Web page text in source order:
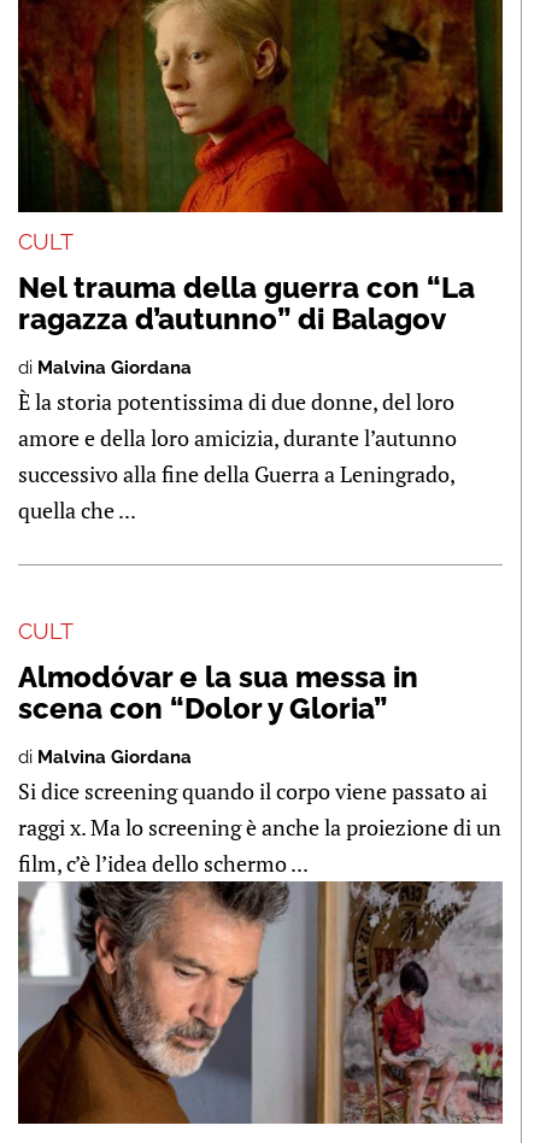
CULT
Nel trauma della guerra con “La
ragazza d’autunno” di Balagov
di Malvina Giordana
È la storia potentissima di due donne, del loro
amore e della loro amicizia, durante l’autunno
successivo alla fine della Guerra a Leningrado,
quella che ...
CULT
Almodóvar e la sua messa in
scena con “Dolor y Gloria”
di Malvina Giordana
Si dice screening quando il corpo viene passato ai
raggi x. Ma lo screening è anche la proiezione di un
film, c’è l’idea dello schermo ...